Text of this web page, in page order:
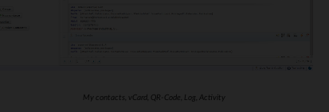
My contacts, vCard, QR-Code, Log, Activity